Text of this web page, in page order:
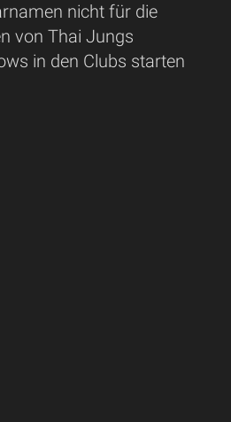
nicht für die
von Thai Jungs
in den Clubs starten